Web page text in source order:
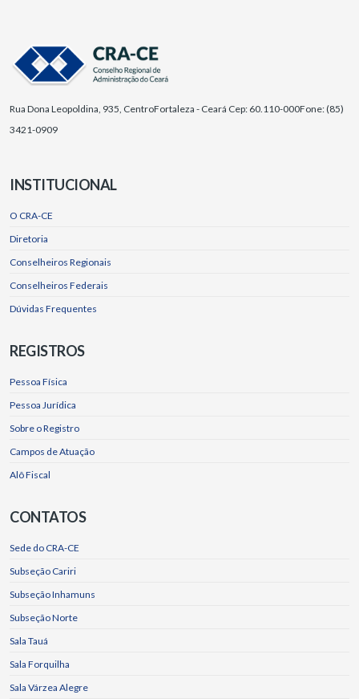
Rua Dona Leopoldina, 935, CentroFortaleza - Ceará Cep: 60.110-000Fone: (85)
3421-0909
INSTITUCIONAL
O CRA-CE
Diretoria
Conselheiros Regionais
Conselheiros Federais
Dúvidas Frequentes
REGISTROS
Pessoa Física
Pessoa Jurídica
Sobre o Registro
Campos de Atuação
Alô Fiscal
CONTATOS
Sede do CRA-CE
Subseção Cariri
Subseção Inhamuns
Subseção Norte
Sala Tauá
Sala Forquilha
Sala Várzea Alegre